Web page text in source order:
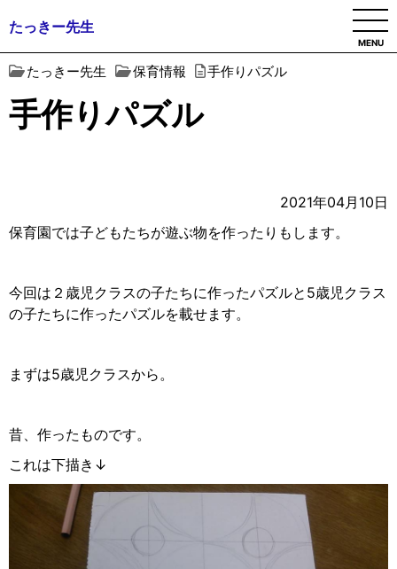
たっきー先生
MENU
たっきー先生 保育情報 手作りパズル
手作りパズル
2021年04月10日
保育園では子どもたちが遊ぶ物を作ったりもします。
今回は２歳児クラスの子たちに作ったパズルと5歳児クラス
の子たちに作ったパズルを載せます。
まずは5歳児クラスから。
昔、作ったものです。
これは下描き↓